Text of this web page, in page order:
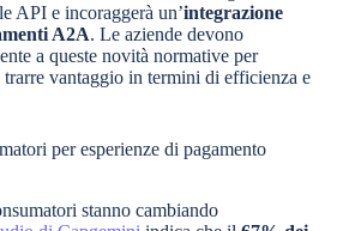
API e incoraggerà un’integrazione
A2A. Le aziende devono
a queste novità normative per
vantaggio in termini di efficienza e
per esperienze di pagamento
stanno cambiando